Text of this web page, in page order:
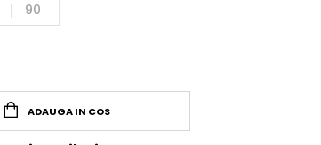
90
ADAUGA IN COS